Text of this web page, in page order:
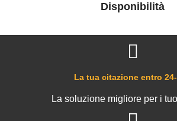
Disponibilità
La tua citazione entro
La soluzione migliore per i